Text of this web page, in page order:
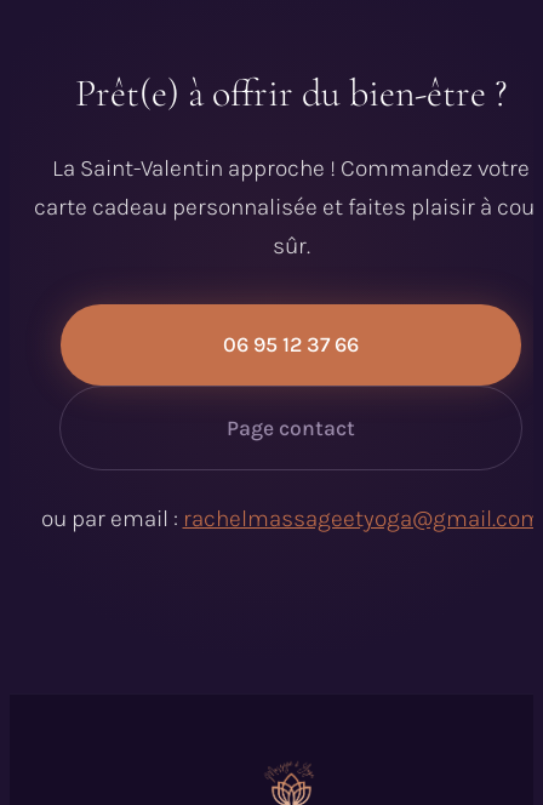
Prêt(e) à offrir du bien-être ?
La Saint-Valentin approche ! Commandez votre
carte cadeau personnalisée et faites plaisir à
sûr.
06 95 12 37 66
Page contact
ou par email : rachelmassageetyoga@gmail.com